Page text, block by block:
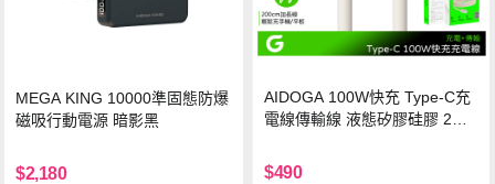
MEGA KING 10000準固態防爆
磁吸行動電源 暗影黑
$2,180
AIDOGA 100W快充 Type-C充
電線傳輸線 液態矽膠硅膠 2M
$490